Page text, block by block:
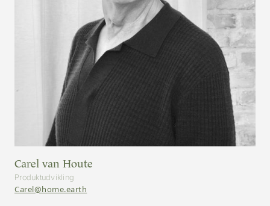
Carel van Houte
Produktudvikling
Carel@home.earth